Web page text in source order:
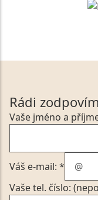
Rádi
Vaše jméno a
Váš e-mail: *
Vaše tel. číslo: